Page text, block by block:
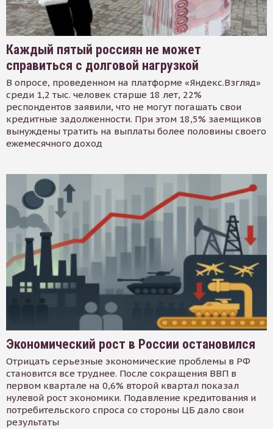
Каждый пятый россиян не может
справиться с долговой нагрузкой
В опросе, проведенном на платформе «Яндекс.Взгляд»
среди 1,2 тыс. человек старше 18 лет, 22%
респондентов заявили, что не могут погашать свои
кредитные задолженности. При этом 18,5% заемщиков
вынуждены тратить на выплаты более половины своего
ежемесячного доход
Экономический рост в России остановился
Отрицать серьезные экономические проблемы в РФ
становится все труднее. После сокращения ВВП в
первом квартале на 0,6% второй квартал показал
нулевой рост экономики. Подавление кредитования и
потребительского спроса со стороны ЦБ дало свои
результаты